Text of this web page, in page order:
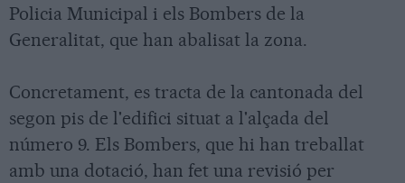
Policia Municipal i els Bombers de la
Generalitat, que han abalisat la zona.
Concretament, es tracta de la cantonada del
segon pis de l'edifici situat a l'alçada del
número 9. Els Bombers, que hi han treballat
amb una dotació, han fet una revisió per